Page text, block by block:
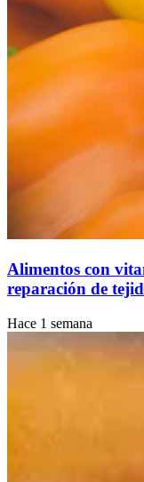
Alimentos con
reparación de
Hace 1 semana